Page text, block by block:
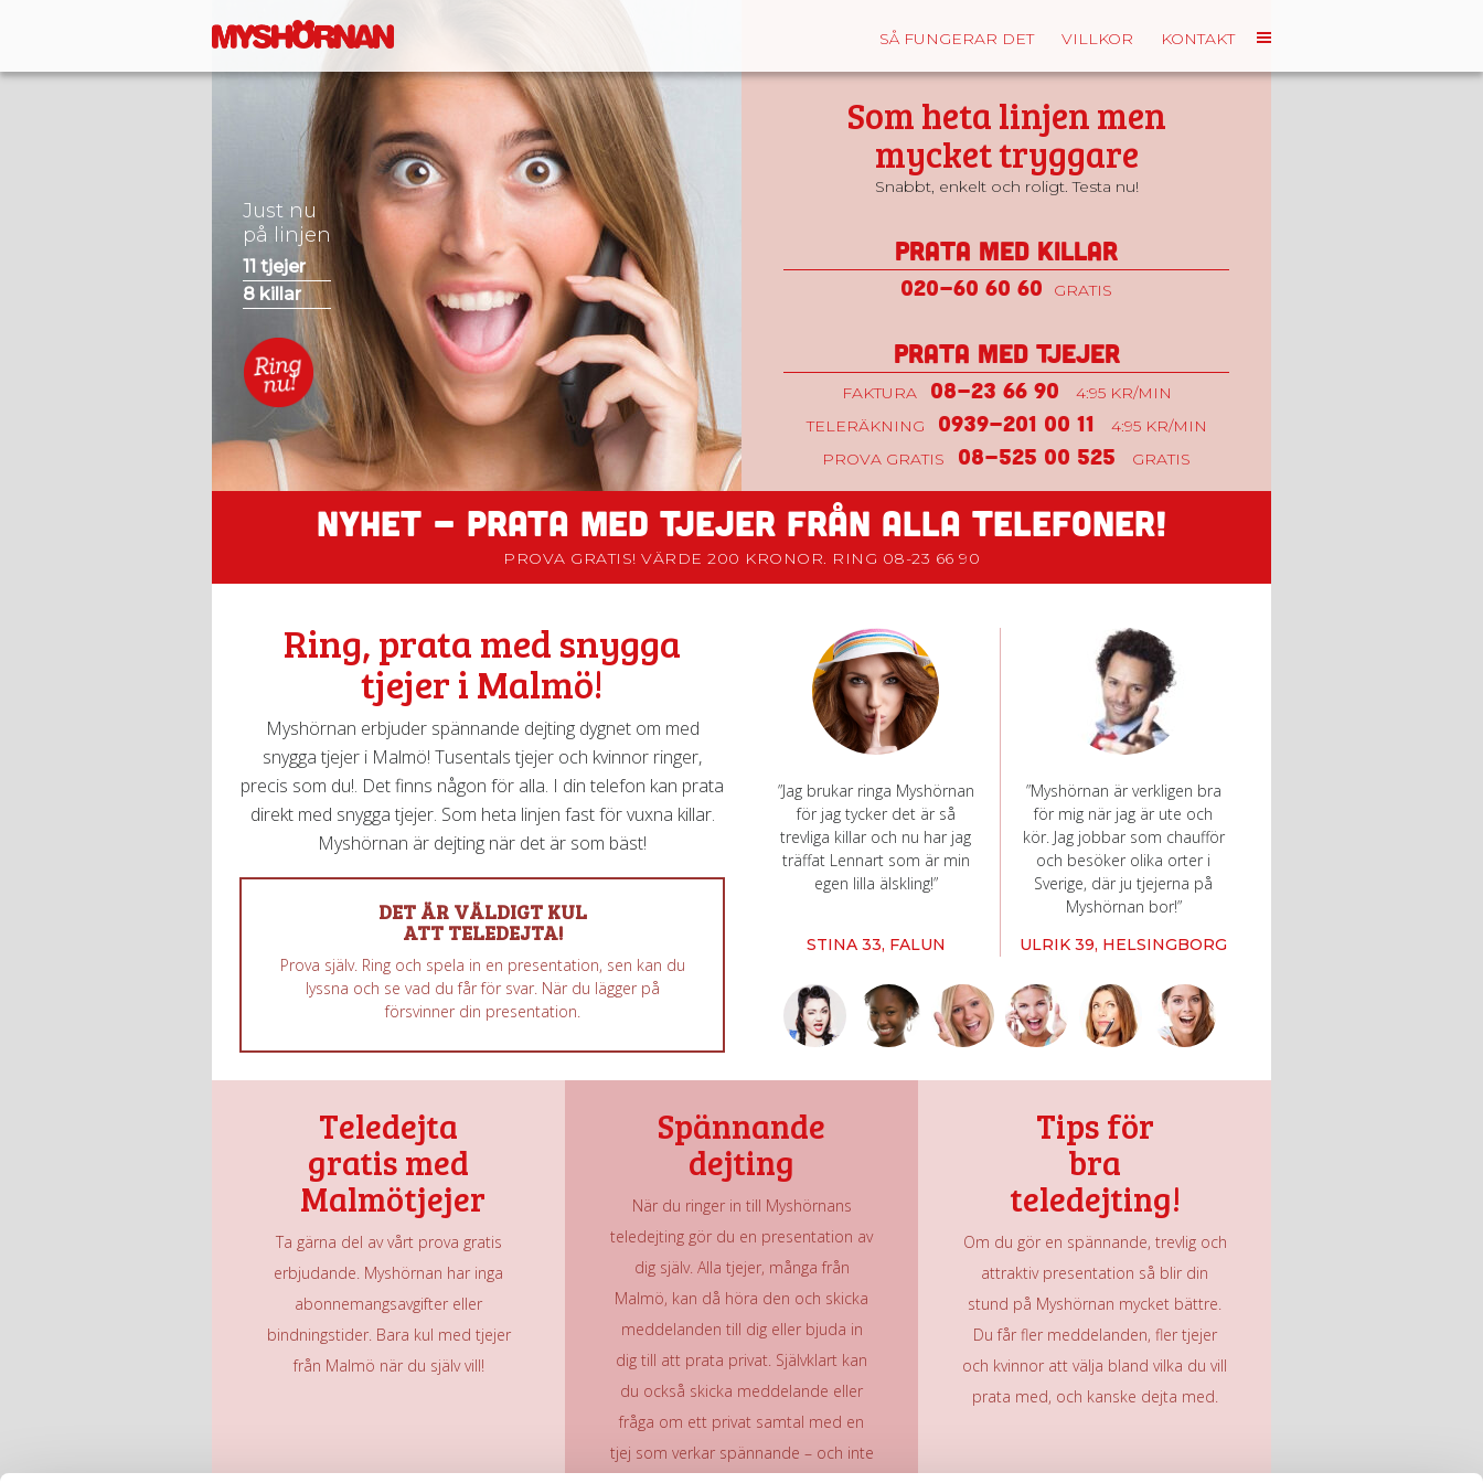
SÅ FUNGERAR DET VILLKOR KONTAKT
Just nu
på linjen
11 tjejer
8 killar
Som heta linjen men
mycket tryggare
Snabbt, enkelt och roligt. Testa nu!
Prata med killar
020-60 60 60 GRATIS
Prata med tjejer
FAKTURA 08-23 66 90
4:95 KR/MIN
TELERÄKNING
0939-201 00 11
4:95 KR/MIN
PROVA GRATIS
08-525 00 525 GRATIS
NYHET - PRATA MED TJEJER FRÅN ALLA TELEFONER!
PROVA GRATIS! VÄRDE 200 KRONOR. RING 08-23 66 90
Ring, prata med snygga
tjejer i Malmö!
Myshörnan erbjuder spännande dejting dygnet om med
snygga tjejer i Malmö! Tusentals tjejer och kvinnor ringer,
precis som du!. Det finns någon för alla. I din telefon kan prata
direkt med snygga tjejer. Som heta linjen fast för vuxna killar.
Myshörnan är dejting när det är som bäst!
DET ÄR VÄLDIGT KUL
ATT TELEDEJTA!
Prova själv. Ring och spela in en presentation, sen kan du
lyssna och se vad du får för svar. När du lägger på
försvinner din presentation.
”Jag brukar ringa Myshörnan
för jag tycker det är så
trevliga killar och nu har jag
träffat Lennart som är min
egen lilla älskling!”
STINA 33, FALUN
”Myshörnan är verkligen bra
för mig när jag är ute och
kör. Jag jobbar som chaufför
och besöker olika orter i
Sverige, där ju tjejerna på
Myshörnan bor!”
ULRIK 39, HELSINGBORG
Teledejta
gratis med
Malmötjejer
Ta gärna del av vårt prova gratis
erbjudande. Myshörnan har inga
abonnemangsavgifter eller
bindningstider. Bara kul med tjejer
från Malmö när du själv vill!
Spännande
dejting
När du ringer in till Myshörnans
teledejting gör du en presentation av
dig själv. Alla tjejer, många från
Malmö, kan då höra den och skicka
meddelanden till dig eller bjuda in
dig till att prata privat. Självklart kan
du också skicka meddelande eller
fråga om ett privat samtal med en
tjej som verkar spännande – och inte
Tips för
bra
teledejting!
Om du gör en spännande, trevlig och
attraktiv presentation så blir din
stund på Myshörnan mycket bättre.
Du får fler meddelanden, fler tjejer
och kvinnor att välja bland vilka du vill
prata med, och kanske dejta med.